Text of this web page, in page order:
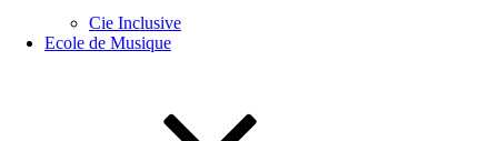
Cie Inclusive
Ecole de Musique